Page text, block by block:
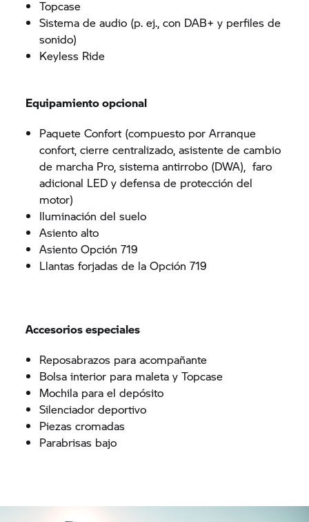
Topcase
Sistema de audio (p. ej., con DAB+ y perfiles de
sonido)
Keyless Ride
Equipamiento opcional
Paquete Confort (compuesto por Arranque
confort, cierre centralizado, asistente de cambio
de marcha Pro, sistema antirrobo (DWA), faro
adicional LED y defensa de protección del
motor)
Iluminación del suelo
Asiento alto
Asiento Opción 719
Llantas forjadas de la Opción 719
Accesorios especiales
Reposabrazos para acompañante
Bolsa interior para maleta y Topcase
Mochila para el depósito
Silenciador deportivo
Piezas cromadas
Parabrisas bajo